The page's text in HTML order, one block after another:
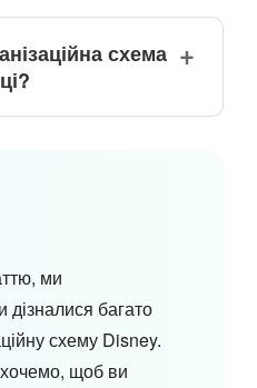
схема
ми
багато
схему Disney.
щоб ви